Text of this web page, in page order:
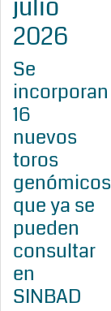
julio
2026
Se
incorporan
16
nuevos
toros
genómicos
que ya se
pueden
consultar
en
SINBAD